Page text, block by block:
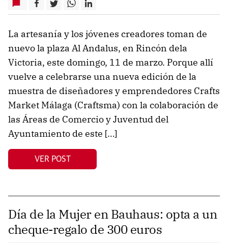
La artesanía y los jóvenes creadores toman de
nuevo la plaza Al Andalus, en Rincón dela
Victoria, este domingo, 11 de marzo. Porque allí
vuelve a celebrarse una nueva edición de la
muestra de diseñadores y emprendedores Crafts
Market Málaga (Craftsma) con la colaboración de
las Áreas de Comercio y Juventud del
Ayuntamiento de este […]
VER POST
Día de la Mujer en Bauhaus: opta a un
cheque-regalo de 300 euros